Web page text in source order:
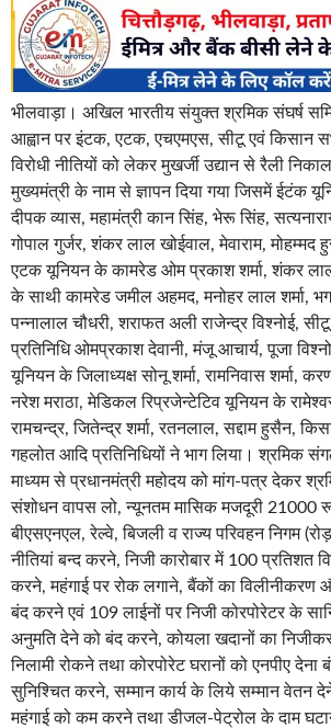
भीलवाड़ा। अखिल भारतीय संयुक्त श्रमिक संघर्ष
आह्वान पर इंटक, एटक, एचएमएस, सीटू एवं किसान
विरोधी नीतियों को लेकर मुखर्जी उद्यान से रैली
मुख्यमंत्री के नाम से ज्ञापन दिया गया जिसमें ईटंक
दीपक व्यास, महामंत्री कान सिंह, भेरू सिंह,
गोपाल गुर्जर, शंकर लाल खोईवाल, मेवाराम, मोहम्मद
एटक यूनियन के कामरेड ओम प्रकाश शर्मा, शंकर
के साथी कामरेड जमील अहमद, मनोहर लाल शर्मा,
पन्नालाल चौधरी, शराफत अली राजेन्द्र विश्नोई,
प्रतिनिधि ओमप्रकाश देवानी, मंजू आचार्य, पूजा
यूनियन के जिलाध्यक्ष सोनू शर्मा, रामनिवास शर्मा,
नरेश मराठा, मेडिकल रिप्रजेन्टेटिव यूनियन के
रामचन्द्र, जितेन्द्र शर्मा, रतनलाल, सद्दाम हुसैन,
गहलोत आदि प्रतिनिधियों ने भाग लिया। श्रमिक
माध्यम से प्रधानमंत्री महोदय को मांग-पत्र देकर
संशोधन वापस लो, न्यूनतम मासिक मजदूरी 21000
बीएसएनएल, रेल्वे, बिजली व राज्य परिवहन निगम
नीतियां बन्द करने, निजी कारोबार में 100 प्रतिशत
करने, महंगाई पर रोक लगाने, बैंकों का विलीनीकरण
बंद करने एवं 109 लाईनों पर निजी कोरपोरेटर के
अनुमति देने को बंद करने, कोयला खदानों का
निलामी रोकने तथा कोरपोरेट घरानों को एनपीए
सुनिश्चित करने, सम्मान कार्य के लिये सम्मान वेतन
महंगाई को कम करने तथा डीजल-पेट्रोल के दाम